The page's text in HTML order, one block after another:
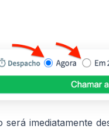
imediatamente